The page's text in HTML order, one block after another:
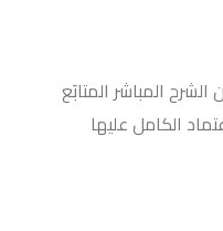
المباشر المتابَع
الكامل عليها